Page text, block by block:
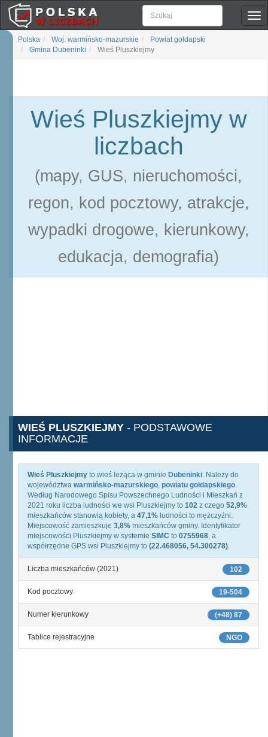
Polska Woj. warmińsko-mazurskie
Powiat gołdapski
Gmina Dubeninki
Wieś Pluszkiejmy
Wieś Pluszkiejmy w
liczbach
(mapy, GUS, nieruchomości,
regon, kod pocztowy, atrakcje,
wypadki drogowe, kierunkowy,
edukacja, demografia)
WIEŚ PLUSZKIEJMY - PODSTAWOWE
INFORMACJE
Wieś Pluszkiejmy to wieś leżąca w gminie Dubeninki. Należy do
województwa warmińsko-mazurskiego, powiatu gołdapskiego.
Według Narodowego Spisu Powszechnego Ludności i Mieszkań z
2021 roku liczba ludności we wsi Pluszkiejmy to 102 z czego 52,9%
mieszkańców stanowią kobiety, a 47,1% ludności to mężczyźni.
Miejscowość zamieszkuje 3,8% mieszkańców gminy. Identyfikator
miejscowości Pluszkiejmy w systemie SIMC to 0755968, a
współrzędne GPS wsi Pluszkiejmy to (22.468056, 54.300278).
102
Liczba mieszkańców (2021)
19-504
Kod pocztowy
(+48) 87
Numer kierunkowy
NGO
Tablice rejestracyjne